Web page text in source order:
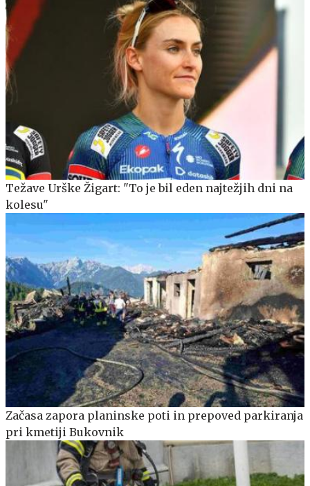
Težave Urške Žigart: "To je bil eden najtežjih dni na
kolesu"
Začasa zapora planinske poti in prepoved parkiranja
pri kmetiji Bukovnik